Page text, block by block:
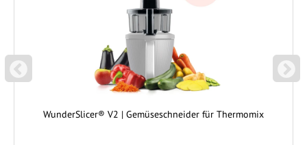
P
REVIOUS
WunderSlicer® V2 | Gemüseschneider für Thermomix
N
EXT